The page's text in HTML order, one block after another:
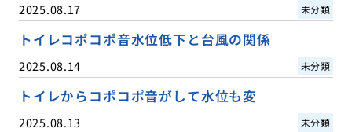
2025.08.17 未分類
トイレコポコポ音水位低下と台風の関係
2025.08.14 未分類
トイレからコポコポ音がして水位も変
2025.08.13 未分類